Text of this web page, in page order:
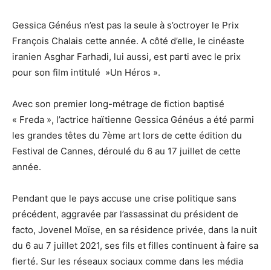
Gessica Généus n’est pas la seule à s’octroyer le Prix
François Chalais cette année. A côté d’elle, le cinéaste
iranien Asghar Farhadi, lui aussi, est parti avec le prix
pour son film intitulé »Un Héros ».
Avec son premier long-métrage de fiction baptisé
« Freda », l’actrice haïtienne Gessica Généus a été parmi
les grandes têtes du 7ème art lors de cette édition du
Festival de Cannes, déroulé du 6 au 17 juillet de cette
année.
Pendant que le pays accuse une crise politique sans
précédent, aggravée par l’assassinat du président de
facto, Jovenel Moïse, en sa résidence privée, dans la nuit
du 6 au 7 juillet 2021, ses fils et filles continuent à faire sa
fierté. Sur les réseaux sociaux comme dans les média